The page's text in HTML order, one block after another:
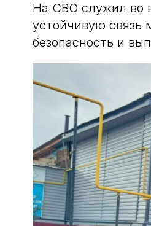
На СВО служил во
устойчивую связь
безопасность и